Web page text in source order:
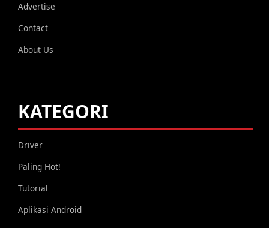
Advertise
Contact
About Us
KATEGORI
Driver
Paling Hot!
Tutorial
Aplikasi Android